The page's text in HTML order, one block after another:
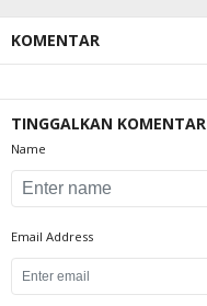
KOMENTAR
TINGGALKAN KOMENTAR
Name
Email Address